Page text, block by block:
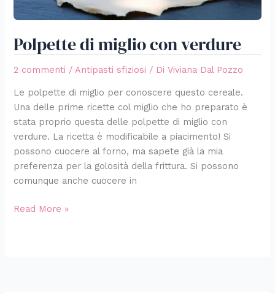
Polpette di miglio con verdure
2 commenti /Antipasti sfiziosi / DiViviana Dal Pozzo
Le polpette di miglio per conoscere questo cereale.
Una delle prime ricette col miglio che ho preparato è
stata proprio questa delle polpette di miglio con
verdure. La ricetta è modificabile a piacimento! Si
possono cuocere al forno, ma sapete già la mia
preferenza per la golosità della frittura. Si possono
comunque anche cuocere in
Read More »